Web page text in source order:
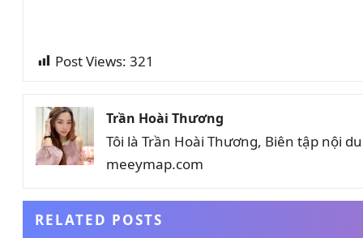
Post Views: 321
Trần Hoài Thương
Tôi là Trần Hoài Thương, Biên tập nội
meeymap.com
RELATED POSTS